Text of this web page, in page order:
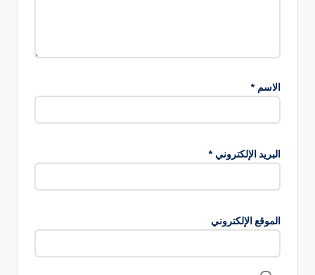
الاسم *
البريد الإلكتروني *
الموقع الإلكتروني